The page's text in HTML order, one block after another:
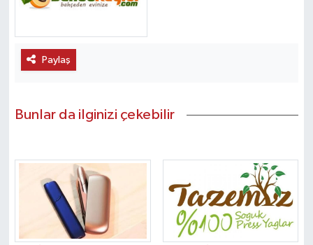
Paylaş
Bunlar da ilginizi çekebilir